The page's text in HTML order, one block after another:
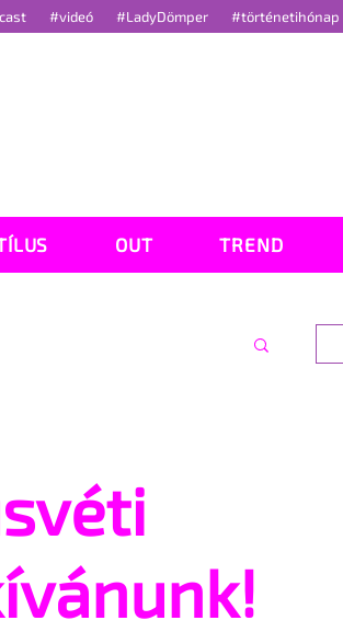
#videó #LadyDömper #történetihónap
OUT TREND